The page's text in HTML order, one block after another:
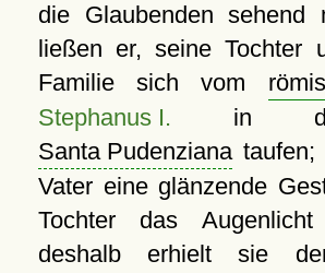
die Glaubenden sehend
ließen er, seine Tochter
Familie sich vom
Stephanus I. in der
Santa Pudenzianataufen;
Vater eine glänzende
Tochter das
deshalb erhielt sie